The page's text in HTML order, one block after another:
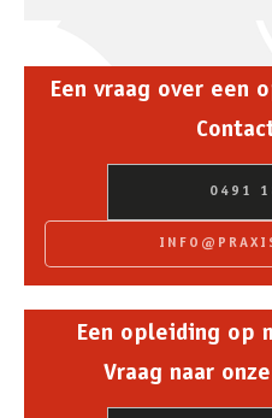
Een vraag over een
0491
Een opleiding op
Vraag naar